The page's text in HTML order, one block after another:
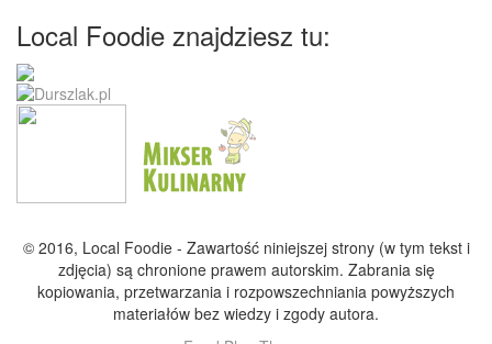
Local Foodie znajdziesz tu:
© 2016, Local Foodie - Zawartość niniejszej strony (w tym tekst i
zdjęcia) są chronione prawem autorskim. Zabrania się
kopiowania, przetwarzania i rozpowszechniania powyższych
materiałów bez wiedzy i zgody autora.